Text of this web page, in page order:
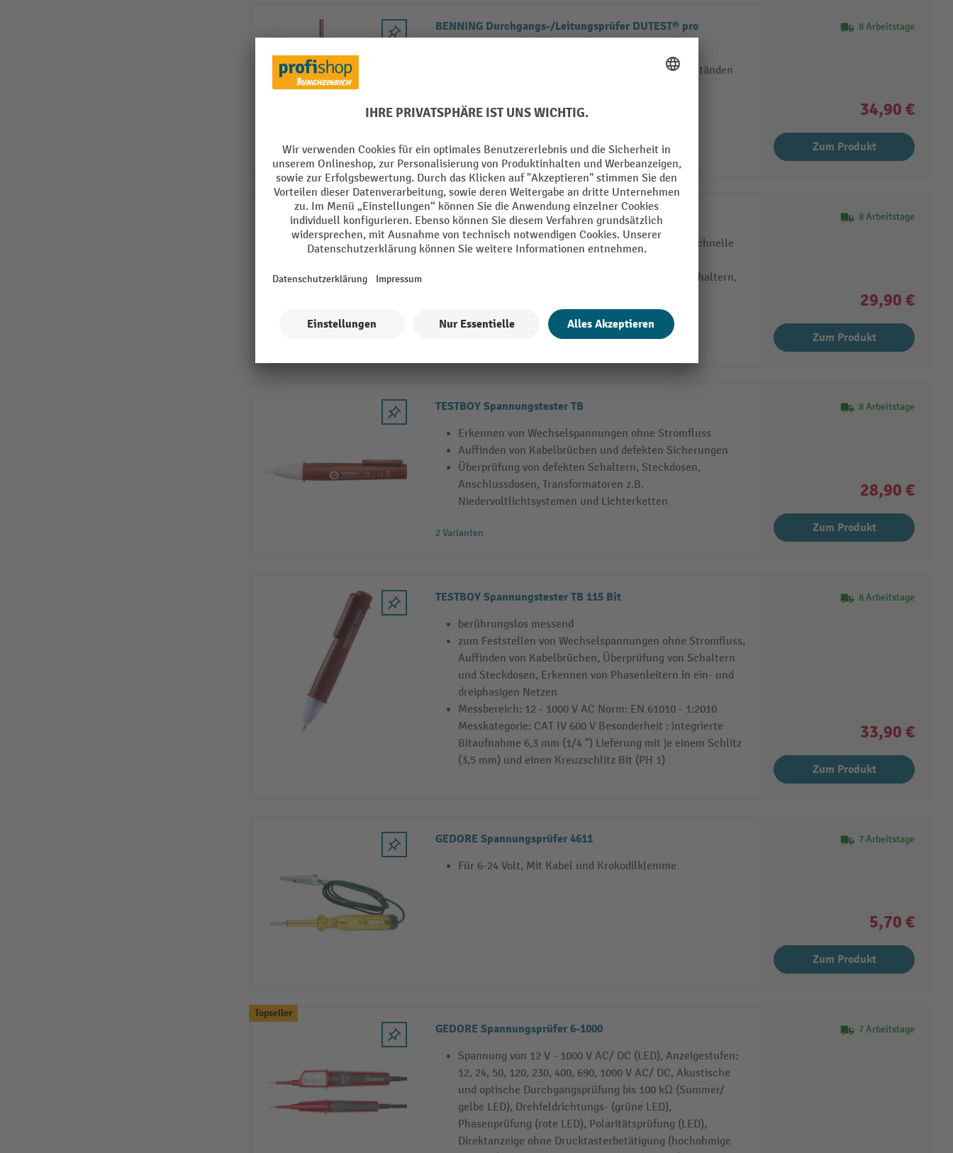
BENNING Durchgangs-/Leitungsprüfer DUTEST® pro
zur Prüfung von hoch- und niederohmigen Widerständen
Prüfsummer
8 Arbeitstage
34,90 €
Zum Produkt
BENNING Spannungsprüfer VT 1
Phasen- und Kabelbruchprüfer berührungslose, schnelle
Phasenprüfung an Steckdosen, Abzweigdosen, Schaltern,
Prüfung isolierter Leitungen (Kabeltrommel,
Lichterketten) auf Kabelbruch
8 Arbeitstage
29,90 €
Zum Produkt
TESTBOY Spannungstester TB
Erkennen von Wechselspannungen ohne Stromfluss
Auffinden von Kabelbrüchen und defekten Sicherungen
Überprüfung von defekten Schaltern, Steckdosen,
Anschlussdosen, Transformatoren z.B.
Niedervoltlichtsystemen und Lichterketten
2 Varianten
8 Arbeitstage
28,90 €
Zum Produkt
TESTBOY Spannungstester TB 115 Bit
berührungslos messend
zum Feststellen von Wechselspannungen ohne Stromfluss,
Auffinden von Kabelbrüchen, Überprüfung von Schaltern
und Steckdosen, Erkennen von Phasenleitern in ein- und
dreiphasigen Netzen
Messbereich: 12 - 1000 V AC Norm: EN 61010 - 1:2010
Messkategorie: CAT IV 600 V Besonderheit : integrierte
Bitaufnahme 6,3 mm (1/4 ") Lieferung mit je einem Schlitz
(3,5 mm) und einen Kreuzschlitz Bit (PH 1)
8 Arbeitstage
33,90 €
Zum Produkt
GEDORE Spannungsprüfer 4611
Für 6-24 Volt, Mit Kabel und Krokodilklemme
7 Arbeitstage
5,70 €
Zum Produkt
Topseller
GEDORE Spannungsprüfer 6-1000
Spannung von 12 V - 1000 V AC/ DC (LED), Anzeigestufen:
12, 24, 50, 120, 230, 400, 690, 1000 V AC/ DC, Akustische
und optische Durchgangsprüfung bis 100 kΩ (Summer/
gelbe LED), Drehfeldrichtungs- (grüne LED),
Phasenprüfung (rote LED), Polaritätsprüfung (LED),
Direktanzeige ohne Drucktasterbetätigung (hochohmige
7 Arbeitstage